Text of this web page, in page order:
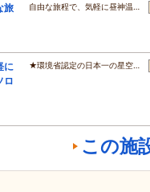
旅
自由な旅程で、気軽に昼神温…
に
ロ
★環境省認定の日本一の星空…
この施